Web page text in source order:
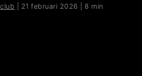
21 februari 2026
8 min